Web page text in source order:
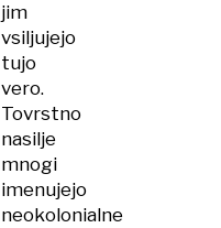
jim
vsiljujejo
tujo
vero.
Tovrstno
nasilje
mnogi
imenujejo
neokolonialne